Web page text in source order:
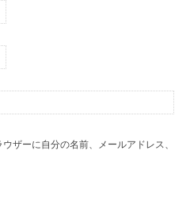
ザーに自分の名前、メールアドレス、